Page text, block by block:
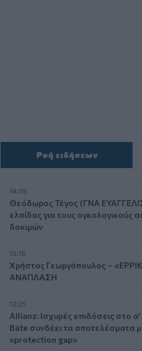
Ροή ειδήσεων
14:38
Θεόδωρος Τέγος (ΓΝΑ
ελπίδας για τους ογκολογικούς
δοκιμών
13:16
Χρήστος Γεωργόπουλος –
ΑΝΑΠΛΑΣΗ
12:25
Allianz: Ισχυρές επιδόσεις στο
Bäte συνδέει τα αποτελέσματα
«protection gap»